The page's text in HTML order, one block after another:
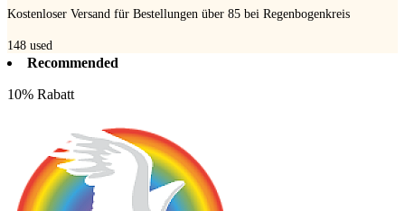
Kostenloser Versand für Bestellungen über 85 bei Regenbogenkreis
148 used
Recommended
10% Rabatt